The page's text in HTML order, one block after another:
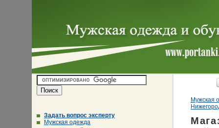
Задать вопрос эксперту
Мужская одежда
Мужская